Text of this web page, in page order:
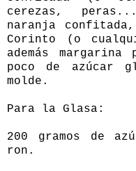
cerezas,
naranja confitada,
Corinto (o
además
poco de azúcar
molde.
Para la Glasa:
200 gramos de
ron.